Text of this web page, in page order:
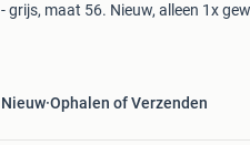
- grijs, maat 56. Nieuw, alleen 1x
Nieuw Ophalen of Verzenden